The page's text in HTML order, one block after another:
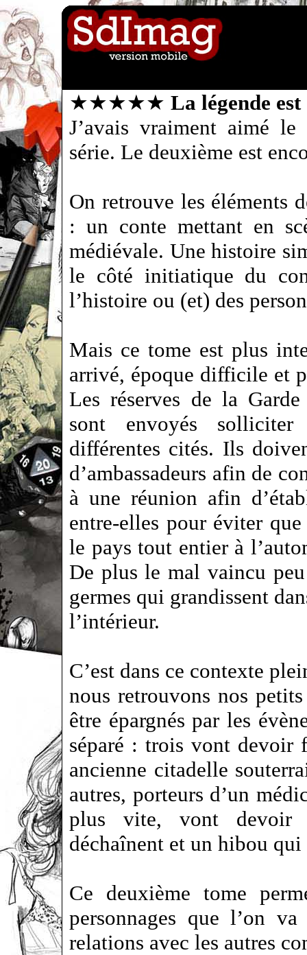
★★★★★ La légende
J’avais vraiment aimé
série. Le deuxième est
On retrouve les éléments
: un conte mettant en
médiévale. Une histoire
le côté initiatique du
l’histoire ou (et) des
Mais ce tome est plus
arrivé, époque difficile et
Les réserves de la
sont envoyés
différentes cités. Ils
d’ambassadeurs afin de
à une réunion afin
entre-elles pour éviter
le pays tout entier à
De plus le mal vaincu
germes qui grandissent
l’intérieur.
C’est dans ce contexte
nous retrouvons nos
être épargnés par les
séparé : trois vont devoir
ancienne citadelle
autres, porteurs d’un
plus vite, vont devoir
déchaînent et un hibou qui
Ce deuxième tome
personnages que l’on
relations avec les autres